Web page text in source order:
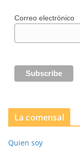
Correo electrónico
La comensal
Quien soy